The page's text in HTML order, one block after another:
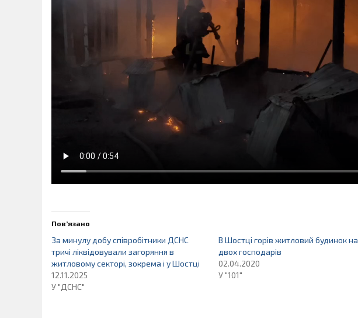
Пов’язано
За минулу добу співробітники ДСНС
тричі ліквідовували загоряння в
житловому секторі, зокрема і у Шостці
12.11.2025
У "ДСНС"
В Шостці горів житловий будинок на
двох господарів
02.04.2020
У "101"